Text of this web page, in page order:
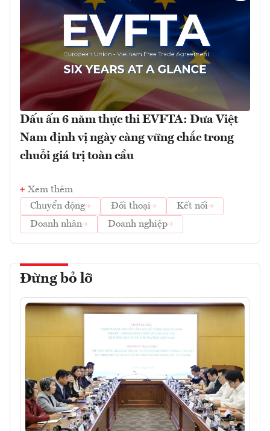
Dấu ấn 6 năm thực thi EVFTA: Đưa Việt
Nam định vị ngày càng vững chắc trong
chuỗi giá trị toàn cầu
Xem thêm
Chuyển động
Đối thoại
Kết nối
Doanh nhân
Doanh nghiệp
Đừng bỏ lỡ